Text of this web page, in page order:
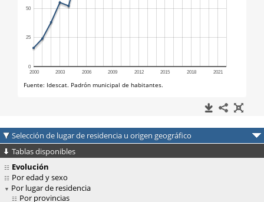
Selección de lugar de residencia u origen geográfico
Tablas disponibles
Evolución
Por edad y sexo
Por lugar de residencia
Por provincias